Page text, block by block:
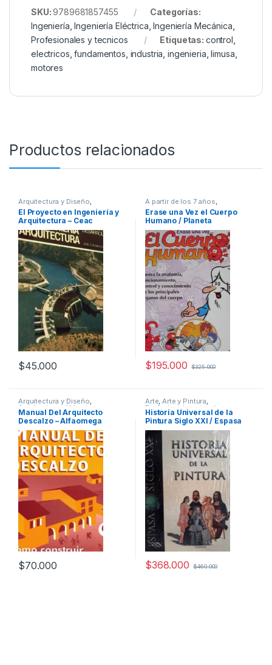
SKU:9789681857455
Categorías:
Ingeniería ,Ingeniería Eléctrica ,Ingeniería Mecánica
Profesionales y tecnicos
Etiquetas: control
electricos ,fundamentos industria ,ingenieria ,limusa
motores
Productos relacionados
Arquitectura y Diseño
Arquitectura y Urbanismo
Ingeniería,Ingeniería Civil,
Profesionales y tecnicos
El Proyecto en Ingeniería y
Arquitectura – Ceac
$45.000
A partir de los 7 años
Animados Ciencias Sociales
Cultura Para Niños ,Didácticos
Educación y Pedagogía
Erase una Vez el Cuerpo
Humano / Planeta
$195.000 $325.000
Arquitectura y Diseño,
Arquitectura y Urbanismo
Diseño,Profesionales y
tecnicos
Manual Del Arquitecto
Descalzo – Alfaomega
$70.000
Arte,Arte y Pintura,
Profesionales y tecnicos
Historia Universal de la
Pintura Siglo XXI / Espasa
$368.000 $460.000